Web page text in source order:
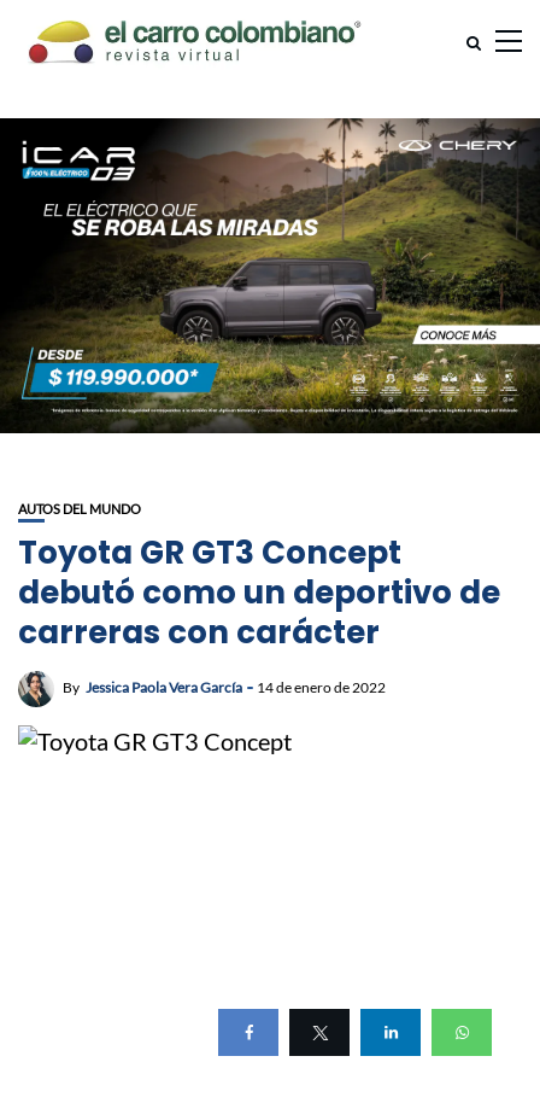
AUTOS DEL MUNDO
Toyota GR GT3 Concept
debutó como un deportivo de
carreras con carácter
By Jessica Paola Vera García 14 de enero de 2022